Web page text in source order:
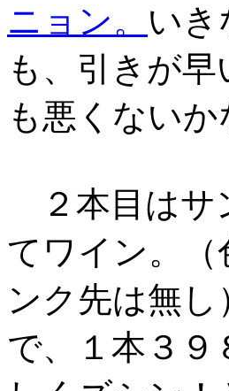
ニョン。 いき
も、引きが
も悪くないか
２本目はサ
てワイン。
ンク先は無
で、１本３